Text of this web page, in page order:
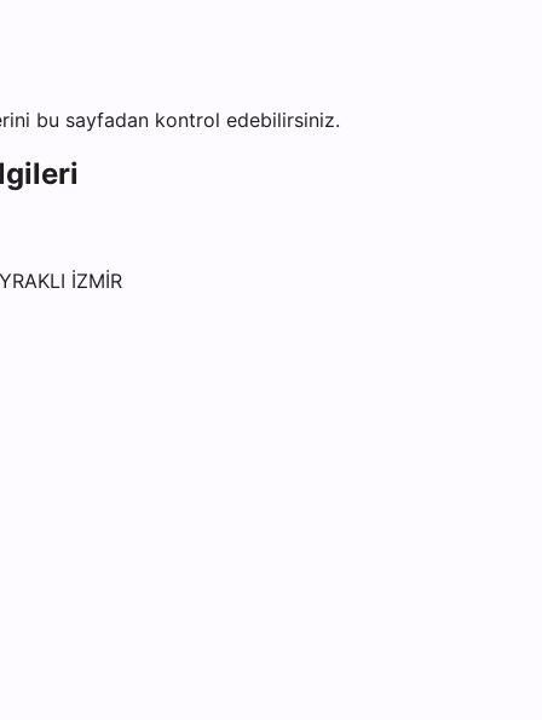
bu sayfadan kontrol edebilirsiniz.
İZMİR